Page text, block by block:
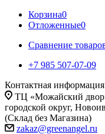
Корзина0
Отложенные0
Сравнение
+7 985 507-07-09
Контактная информация
ТЦ «Можайский
городской округ,
(Склад без Магазина)
zakaz@greenangel.ru